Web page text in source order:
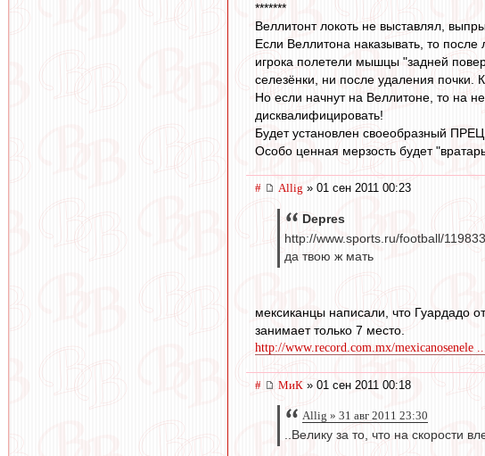
*******
Веллитонт локоть не выставлял,
Если Веллитона наказывать, то
игрока полетели мышцы "задней
селезёнки, ни после удаления почки.
Но если начнут на Веллитоне, то на
дисквалифицировать!
Будет установлен своеобразный
Особо ценная мерзость будет
# Allig » 01 сен 2011 00:23
Depres
http://www.sports.ru/football/
да твою ж мать
мексиканцы написали, что Гуардадо
занимает только 7 место.
http://www.record.com.mx/mexicanosenele
# МиК » 01 сен 2011 00:18
Allig » 31 авг 2011 23:30
..Велику за то, что на скорости